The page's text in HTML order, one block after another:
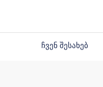
ჩვენ შესახებ